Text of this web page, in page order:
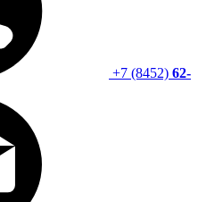
+7 (8452) 62-